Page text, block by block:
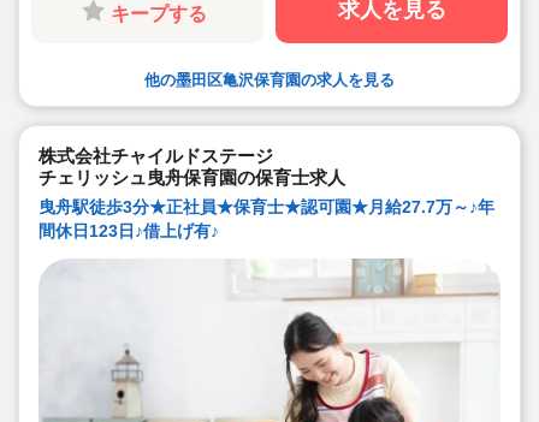
キープする 求人を見る
他の墨田区亀沢保育園の求人を見る
株式会社チャイルドステージ
チェリッシュ曳舟保育園の保育士求人
曳舟駅徒歩3分★正社員★保育士★認可園★月給27.7万～♪年
間休日123日♪借上げ有♪